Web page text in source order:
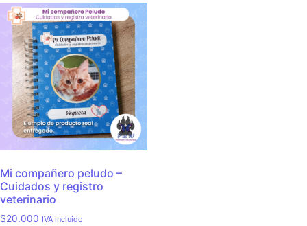
Mi compañero peludo –
Cuidados y registro
veterinario
$20.000 IVA incluido